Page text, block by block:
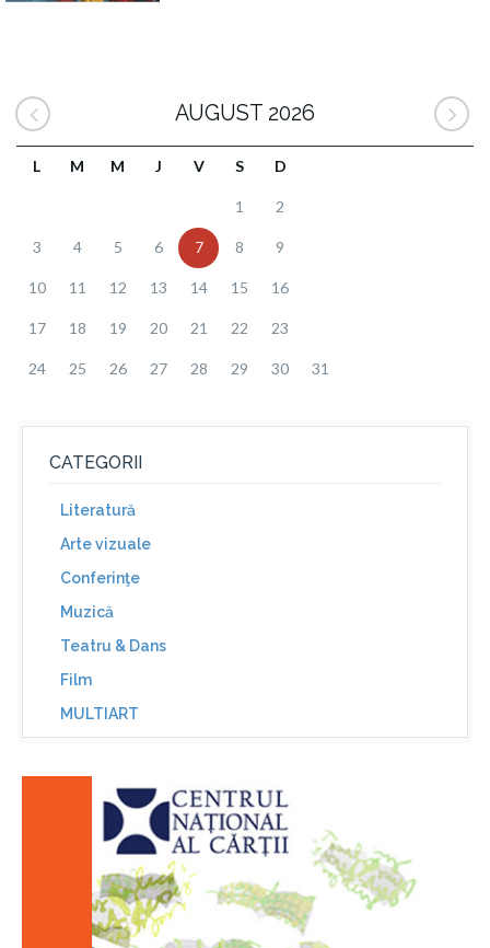
AUGUST 2026
L M M J V S D
1 2
3 4 5 6 7 8 9
10 11 12 13 14 15 16
17 18 19 20 21 22 23
24 25 26 27 28 29 30 31
CATEGORII
Literatură
Arte vizuale
Conferinţe
Muzică
Teatru & Dans
Film
MULTIART